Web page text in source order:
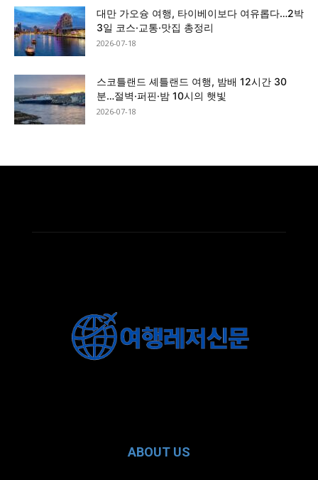
대만 가오슝 여행, 타이베이보다 여유롭다…2박
3일 코스·교통·맛집 총정리
2026-07-18
스코틀랜드 셰틀랜드 여행, 밤배 12시간 30
분…절벽·퍼핀·밤 10시의 햇빛
2026-07-18
ABOUT US